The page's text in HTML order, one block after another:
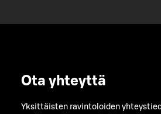
Ota yhteyttä
Yksittäisten ravintoloiden